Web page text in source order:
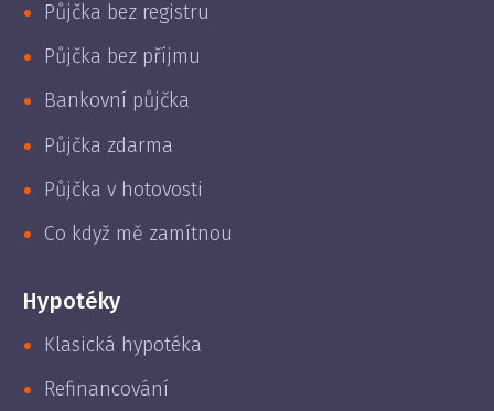
Půjčka bez registru
Půjčka bez příjmu
Bankovní půjčka
Půjčka zdarma
Půjčka v hotovosti
Co když mě zamítnou
Hypotéky
Klasická hypotéka
Refinancování